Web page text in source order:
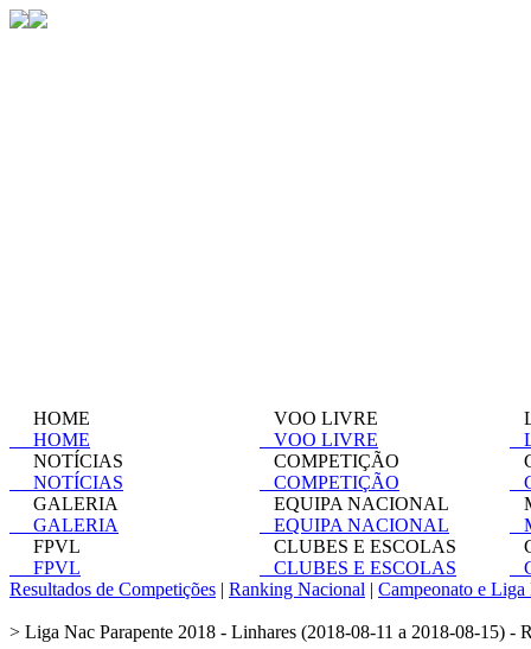
HOME
HOME
NOTÍCIAS
NOTÍCIAS
GALERIA
GALERIA
FPVL
FPVL
VOO LIVRE
VOO LIVRE
COMPETIÇÃO
COMPETIÇÃO
EQUIPA NACIONAL
EQUIPA NACIONAL
CLUBES E ESCOLAS
CLUBES E ESCOLAS
Resultados de Competições | Ranking Nacional | Campeonato e
> Liga Nac Parapente 2018 - Linhares (2018-08-11 a 2018-08-15) -